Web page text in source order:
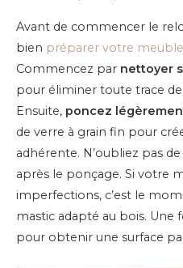
Avant de commencer le
bien préparer votre
Commencez par nettoyer
pour éliminer toute trace de
Ensuite, poncez
de verre à grain fin pour
adhérente. N’oubliez pas
après le ponçage. Si votre
imperfections, c’est le
mastic adapté au bois. Une
pour obtenir une surface